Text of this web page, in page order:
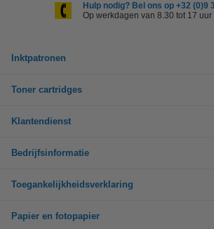
Hulp nodig? Bel ons op +32 (0)9
Op werkdagen van 8.30 tot 17 uur
Inktpatronen
Toner cartridges
Klantendienst
Bedrijfsinformatie
Toegankelijkheidsverklaring
Papier en fotopapier